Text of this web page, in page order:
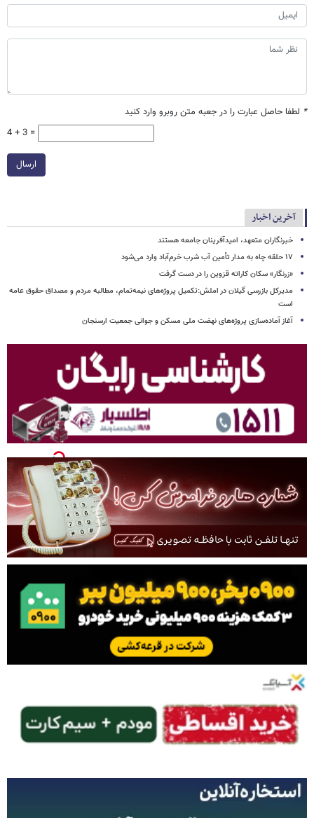
* لطفا حاصل عبارت را در جعبه متن روبرو وارد کنید
4 + 3 =
ارسال
آخرین اخبار
خبرنگاران متعهد، امیدآفرینان جامعه هستند
۱۷ حلقه چاه به مدار تأمین آب شرب خرم‌آباد وارد می‌شود
«زرنگار» سکان کاراته قزوین را در دست گرفت
مدیرکل بازرسی گیلان در املش:تکمیل پروژه‌های نیمه‌تمام، مطالبه مردم و مصداق حقوق عامه
است
آغاز آماده‌سازی پروژه‌های نهضت ملی مسکن و جوانی جمعیت ارسنجان